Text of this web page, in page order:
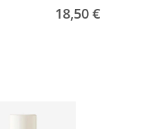
18,50 €